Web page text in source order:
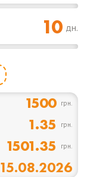
дн.
1500 грн.
1.35 грн.
1501.35 грн.
15.08.2026